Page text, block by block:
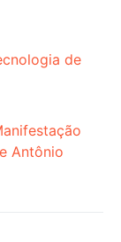
de
Antônio